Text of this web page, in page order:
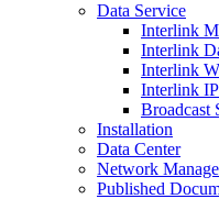
Data Service
Interlink
Interlink
Interlink
Interlink
Broadcast
Installation
Data Center
Network
Published